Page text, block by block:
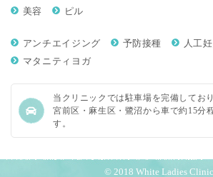
美容
ピル
アンチエイジング 予防接種
人工
マタニティヨガ
当クリニックでは駐車場を完備しており
宮前区・麻生区・鷺沼から車で約15分
す。
© 2018 White Ladies